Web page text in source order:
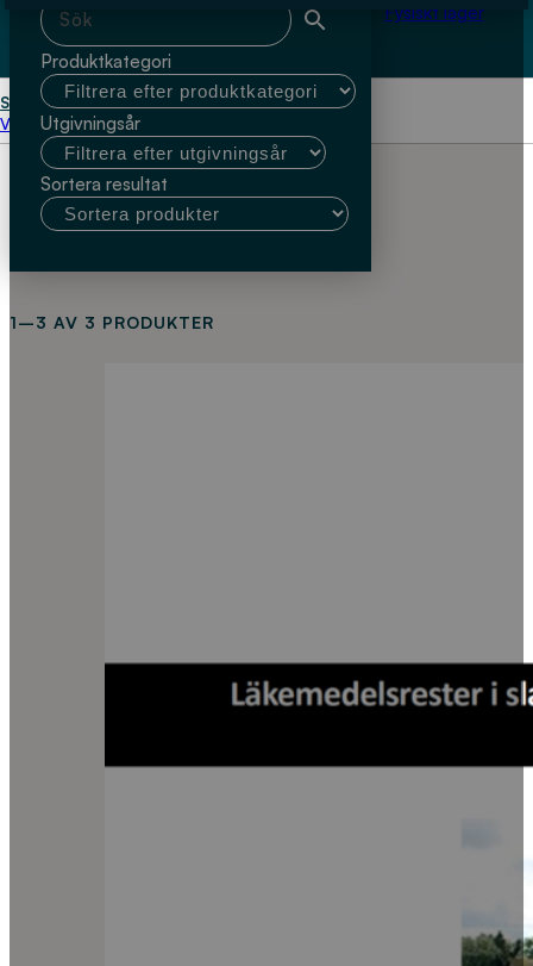
Fysiskt lager
Start Sahar Dalahmeh
Välj kundtyp
Produktkategori
Utgivningsår
Sortera resultat
1–3 AV 3 PRODUKTER